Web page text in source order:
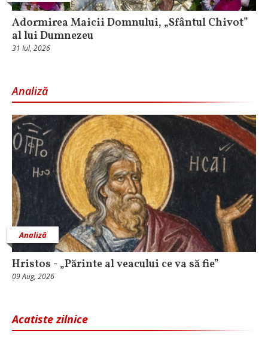
Adormirea Maicii Domnului, „Sfântul Chivot”
al lui Dumnezeu
31 Iul, 2026
Analiză
Analiză
Hristos - „Părinte al veacului ce va să fie”
09 Aug, 2026
Acatiste zilnice